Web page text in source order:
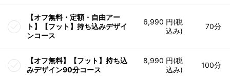
【オフ無料・定額・自由アー
ト】【フット】持ち込みデザイ
ンコース
6,990 円(税
込み)
70分
【オフ無料】【フット】持ち込
みデザイン90分コース
8,990 円(税
込み)
100分